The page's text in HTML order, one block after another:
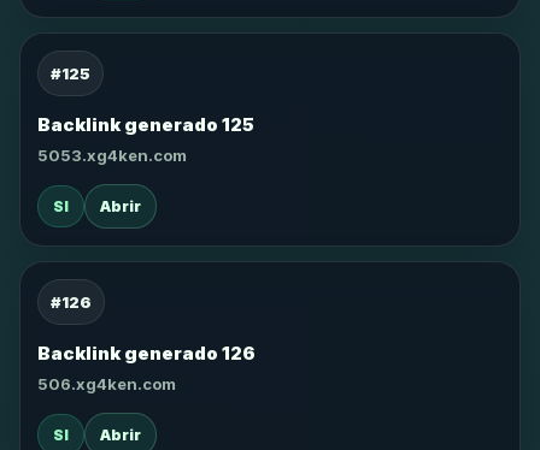
#125
Backlink generado 125
5053.xg4ken.com
SI Abrir
#126
Backlink generado 126
506.xg4ken.com
SI Abrir